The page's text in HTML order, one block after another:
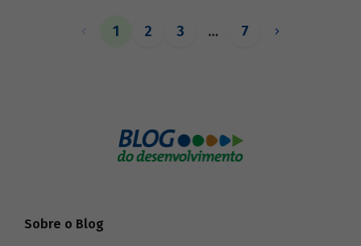
bancos de desenvolvimento, comparando
1 2 3 … 7
Sobre o Blog